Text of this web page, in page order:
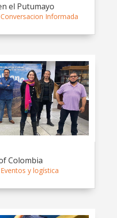
el Putumayo
Conversacion Informada
Colombia
Eventos y logística